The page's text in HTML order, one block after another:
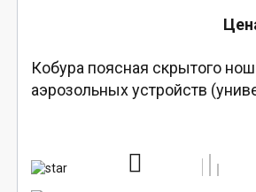
Кобура поясная скрытого
аэрозольных устройств